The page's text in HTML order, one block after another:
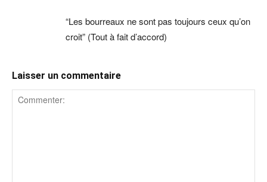
“Les bourreaux ne sont pas toujours ceux qu’on
croit” (Tout à fait d’accord)
Laisser un commentaire